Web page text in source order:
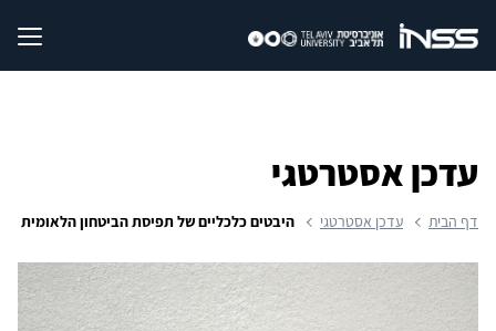
עדכן אסטרטגי
דף הבית עדכן אסטרטגי היבטים כלכליים של תפיסת הביטחון הלאומית